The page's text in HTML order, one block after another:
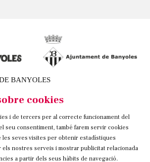
BANYOLES
00 50
Legal Ús de Cookies Contacteu
Link a instagram
Link a twitter
Link a facebook
cookies
i de tercers per al correcte funcionament del
seu consentiment, també farem servir cookies
seves visites per obtenir estadístiques
els nostres serveis i mostrar publicitat relacionada
a partir dels seus hàbits de navegació.